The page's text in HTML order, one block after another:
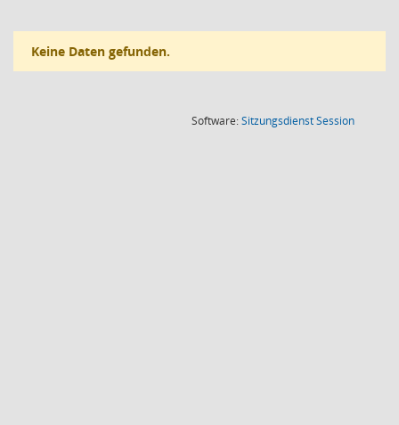
Keine Daten gefunden.
Software:SitzungsdienstSession(Wird in